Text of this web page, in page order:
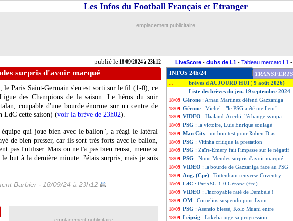
publié le18/09/2024 à 23h12
Les Infos du Football Français et Etranger
emplacement publicitaire
LiveScore - clubs de L1 - Tableau mercato L1 -
surpris d'avoir marqué
le Paris Saint-Germain s'en est sorti sur le fil (1-0), ce
des Champions de la saison. Le héros du soir
coupable d'une bourde énorme sur un centre de
LdC cette saison) (voir la brève de 23h02).
qui joue bien avec le ballon", a réagi le latéral
de bien presser, car ils sont très forts avec le ballon,
pas l'utiliser. Mais on ne l'a pas bien réussi, même si
but à la dernière minute. J'étais surpris, mais je suis
Barbier - 18/09/24 à 23h12
INFOS 24h/24 TRANSFERTS
brèves d'AUJOURD'HUI ( 9 août 2026)
Liste des brèves du jeu. 19 septembre 2024
18/09 Gérone : Arnau Martinez défend Gazzaniga
18/09 Gérone : Michel - "le PSG a été meilleur"
18/09 VIDEO : Haaland-Acerbi, l'échange sympa
18/09 PSG : la victoire, Luis Enrique soulagé
18/09 Man City : un bon test pour Ruben Dias
18/09 PSG : Vitinha critique la prestation
18/09 PSG : Zaïre-Emery fait l'impasse sur le négatif
18/09 PSG : Nuno Mendes surpris d'avoir marqué
18/09 VIDEO : la bourde de Gazzaniga face au PSG
18/09 Ang. (Cpe) : Tottenham renverse Coventry
18/09 LdC : Paris SG 1-0 Gérone (fini)
18/09 VIDEO : l'incroyable raté de Dembélé !
18/09 OM : Cornelius suspendu pour Lyon
18/09 PSG : Asensio blessé, Kolo Muani entre
18/09 Leipzig : Lukeba juge sa progression
emplacement publicitaire